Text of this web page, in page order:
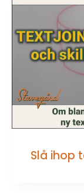
Slå ihop